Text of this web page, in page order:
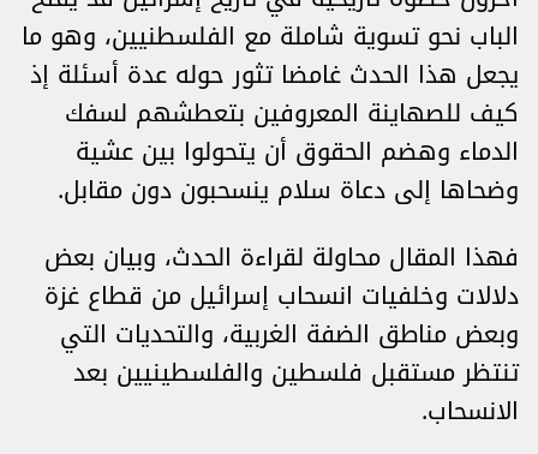
الباب نحو تسوية شاملة مع الفلسطنيين، وهو ما
يجعل هذا الحدث غامضا تثور حوله عدة أسئلة إذ
كيف للصهاينة المعروفين بتعطشهم لسفك
الدماء وهضم الحقوق أن يتحولوا بين عشية
وضحاها إلى دعاة سلام ينسحبون دون مقابل.
فهذا المقال محاولة لقراءة الحدث، وبيان بعض
دلالات وخلفيات انسحاب إسرائيل من قطاع غزة
وبعض مناطق الضفة الغربية، والتحديات التي
تنتظر مستقبل فلسطين والفلسطينيين بعد
الانسحاب.